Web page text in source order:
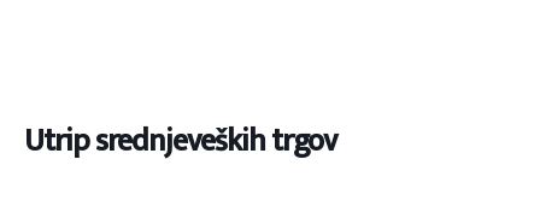
Utrip srednjeveških trgov